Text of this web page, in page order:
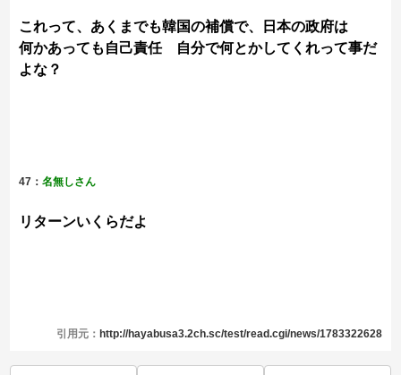
これって、あくまでも韓国の補償で、日本の政府は
何かあっても自己責任 自分で何とかしてくれって事だ
よな？
47：名無しさん
リターンいくらだよ
引用元： http://hayabusa3.2ch.sc/test/read.cgi/news/1783322628